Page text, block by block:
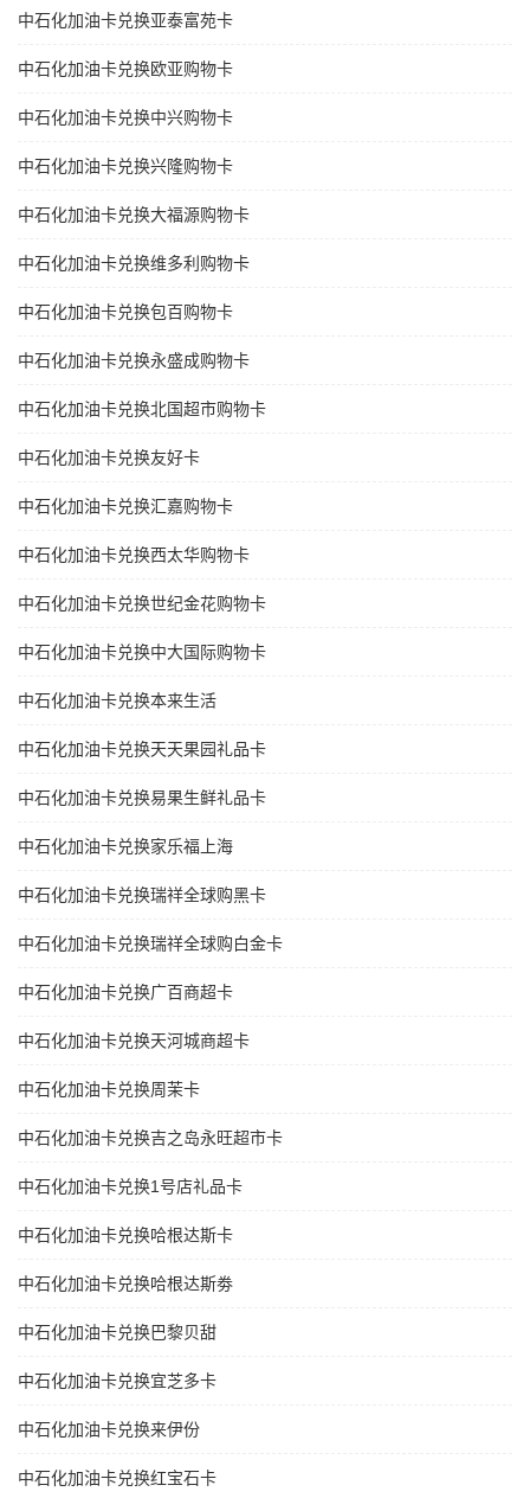
中石化加油卡兑换亚泰富苑卡
中石化加油卡兑换欧亚购物卡
中石化加油卡兑换中兴购物卡
中石化加油卡兑换兴隆购物卡
中石化加油卡兑换大福源购物卡
中石化加油卡兑换维多利购物卡
中石化加油卡兑换包百购物卡
中石化加油卡兑换永盛成购物卡
中石化加油卡兑换北国超市购物卡
中石化加油卡兑换友好卡
中石化加油卡兑换汇嘉购物卡
中石化加油卡兑换西太华购物卡
中石化加油卡兑换世纪金花购物卡
中石化加油卡兑换中大国际购物卡
中石化加油卡兑换本来生活
中石化加油卡兑换天天果园礼品卡
中石化加油卡兑换易果生鲜礼品卡
中石化加油卡兑换家乐福上海
中石化加油卡兑换瑞祥全球购黑卡
中石化加油卡兑换瑞祥全球购白金卡
中石化加油卡兑换广百商超卡
中石化加油卡兑换天河城商超卡
中石化加油卡兑换周茉卡
中石化加油卡兑换吉之岛永旺超市卡
中石化加油卡兑换1号店礼品卡
中石化加油卡兑换哈根达斯卡
中石化加油卡兑换哈根达斯劵
中石化加油卡兑换巴黎贝甜
中石化加油卡兑换宜芝多卡
中石化加油卡兑换来伊份
中石化加油卡兑换红宝石卡